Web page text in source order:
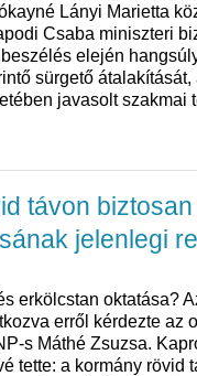
Lányi Marietta
Csaba miniszteri
elején
sürgető átalakítását,
javasolt szakmai
távon
jelenlegi
erkölcstan oktatása?
erről kérdezte az
s Máthé Zsuzsa.
tette: a kormány rövid